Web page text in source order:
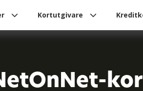
Kortutgivare